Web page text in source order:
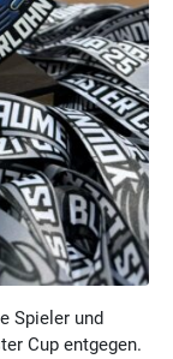
Spieler und
Cup entgegen.